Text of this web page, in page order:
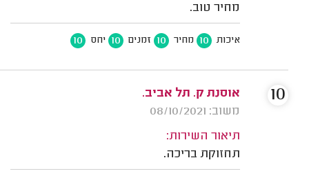
מחיר טוב.
איכות 10 מחיר 10 זמנים 10 יחס 10
אוסנת ק. תל אביב.
משוב: 08/10/2021
תיאור השירות:
תחזוקת בריכה.
10